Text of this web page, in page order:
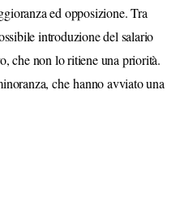
ed opposizione. Tra
introduzione del salario
che non lo ritiene una priorità.
che hanno avviato una